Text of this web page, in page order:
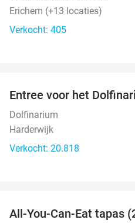
Erichem (+13 locaties)
Verkocht: 405
Entree voor het
Dolfinarium
Harderwijk
Verkocht: 20.818
All-You-Can-Eat tapas